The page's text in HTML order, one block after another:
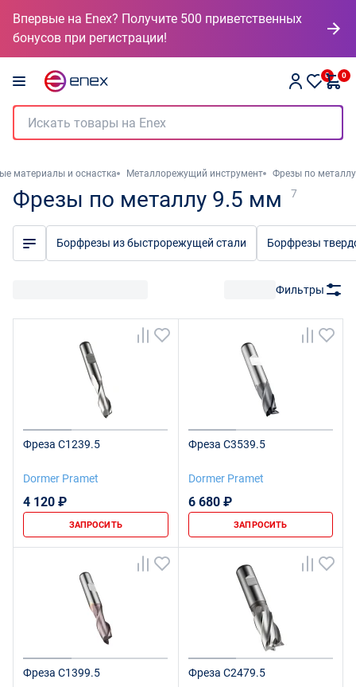
Впервые на Enex? Получите 500 приветственных
бонусов при регистрации!
0 0
материалы и оснастка Металлорежущий инструмент Фрезы по металлу
Фрезы по металлу 9.5 мм 7
Борфрезы из быстрорежущей стали Борфрезы
Фильтры
Фреза C1239.5
Dormer Pramet
4 120 ₽
ЗАПРОСИТЬ
Фреза C3539.5
Dormer Pramet
6 680 ₽
ЗАПРОСИТЬ
Фреза C1399.5 Фреза C2479.5